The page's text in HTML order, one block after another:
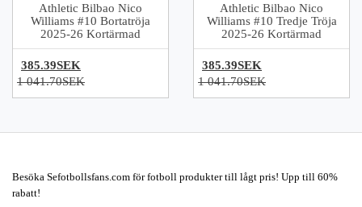
Athletic Bilbao Nico
Williams #10 Bortatröja
2025-26 Kortärmad
385.39SEK
1 041.70SEK
Athletic Bilbao Nico
Williams #10 Tredje Tröja
2025-26 Kortärmad
385.39SEK
1 041.70SEK
Besöka Sefotbollsfans.com för fotboll produkter till lågt pris! Upp till 60%
rabatt!